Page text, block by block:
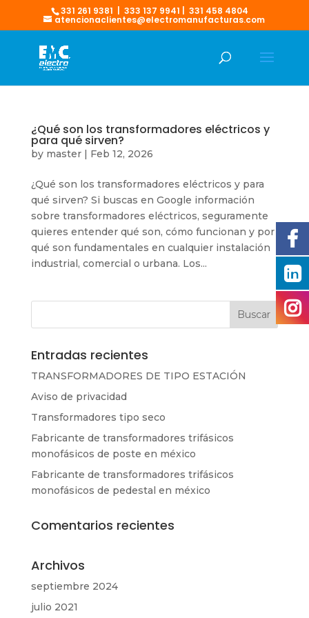
331 261 9381 | 333 137 9941 | 331 458 4804
atencionaclientes@electromanufacturas.com
¿Qué son los transformadores eléctricos y
para qué sirven?
by master| Feb 12, 2026
¿Qué son los transformadores eléctricos y para
qué sirven? Si buscas en Google información
sobre transformadores eléctricos, seguramente
quieres entender qué son, cómo funcionan y por
qué son fundamentales en cualquier instalación
industrial, comercial o urbana. Los...
Entradas recientes
TRANSFORMADORES DE TIPO ESTACIÓN
Aviso de privacidad
Transformadores tipo seco
Fabricante de transformadores trifásicos
monofásicos de poste en méxico
Fabricante de transformadores trifásicos
monofásicos de pedestal en méxico
Comentarios recientes
Archivos
septiembre 2024
julio 2021